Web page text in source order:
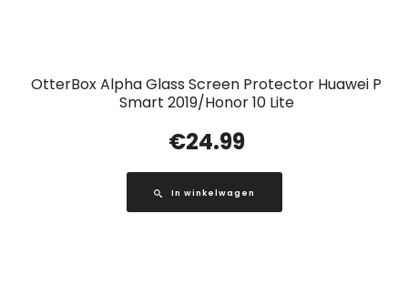
OtterBox Alpha Glass Screen Protector Huawei P
Smart 2019/Honor 10 Lite
€24.99
In winkelwagen